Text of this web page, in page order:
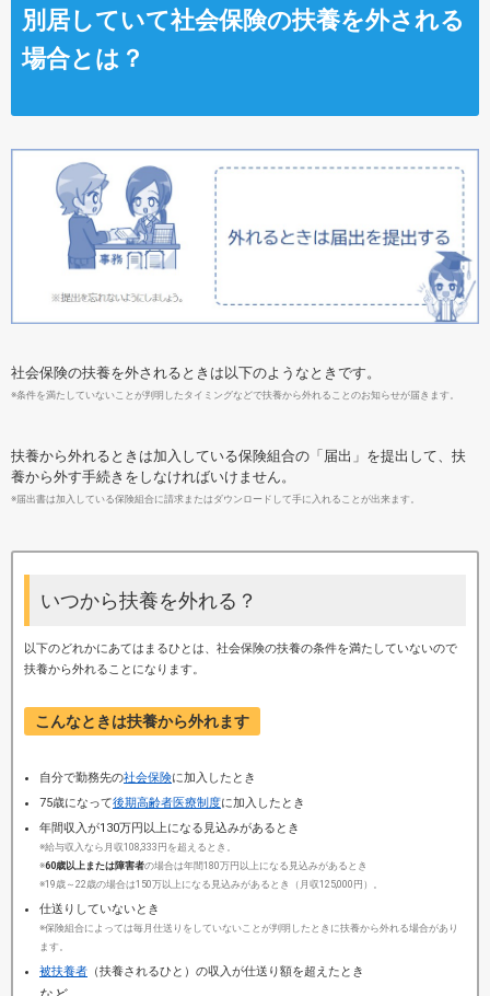
別居していて社会保険の扶養を外される
場合とは？
社会保険の扶養を外されるときは以下のようなときです。
※条件を満たしていないことが判明したタイミングなどで扶養から外れることのお知らせが届きます。
扶養から外れるときは加入している保険組合の「届出」を提出して、扶
養から外す手続きをしなければいけません。
※届出書は加入している保険組合に請求またはダウンロードして手に入れることが出来ます。
いつから扶養を外れる？
以下のどれかにあてはまるひとは、社会保険の扶養の条件を満たしていないので
扶養から外れることになります。
こんなときは扶養から外れます
自分で勤務先の社会保険に加入したとき
75歳になって後期高齢者医療制度に加入したとき
年間収入が130万円以上になる見込みがあるとき
※給与収入なら月収108,333円を超えるとき。
※60歳以上または障害者の場合は年間180万円以上になる見込みがあるとき
※19歳～22歳の場合は150万以上になる見込みがあるとき（月収125,000円）。
仕送りしていないとき
※保険組合によっては毎月仕送りをしていないことが判明したときに扶養から外れる場合があり
ます。
被扶養者 （扶養されるひと）の収入が仕送り額を超えたとき